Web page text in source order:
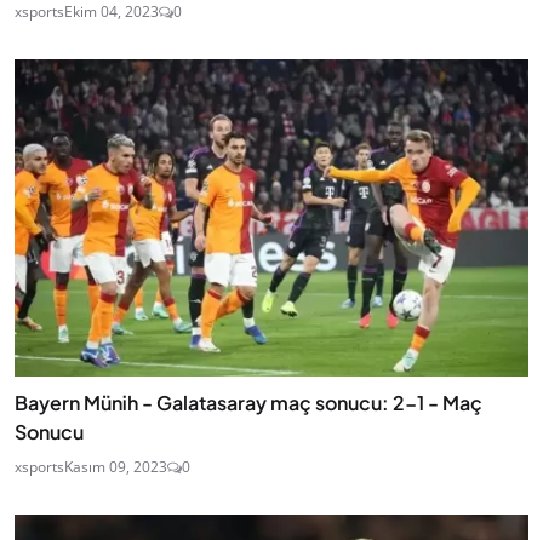
xsportsEkim 04, 2023 0
Bayern Münih - Galatasaray maç sonucu: 2-1 - Maç
Sonucu
xsportsKasım 09, 2023 0